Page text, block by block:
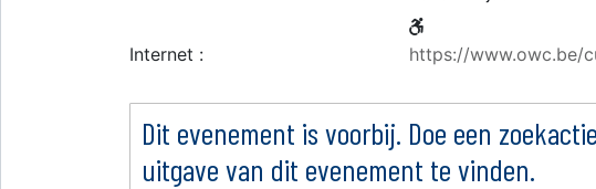
Internet : https://www.owc.be/
Dit evenement is voorbij. Doe een
uitgave van dit evenement te vinden.